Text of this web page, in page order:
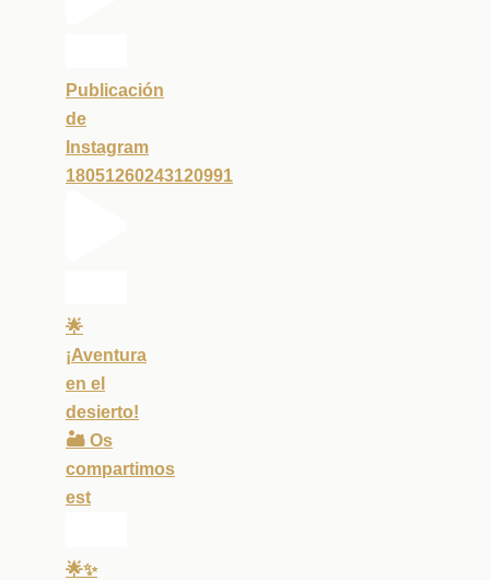
Publicación
de
Instagram
18051260243120991
🌟
¡Aventura
en el
desierto!
🏜️ Os
compartimos
est
🌟✨